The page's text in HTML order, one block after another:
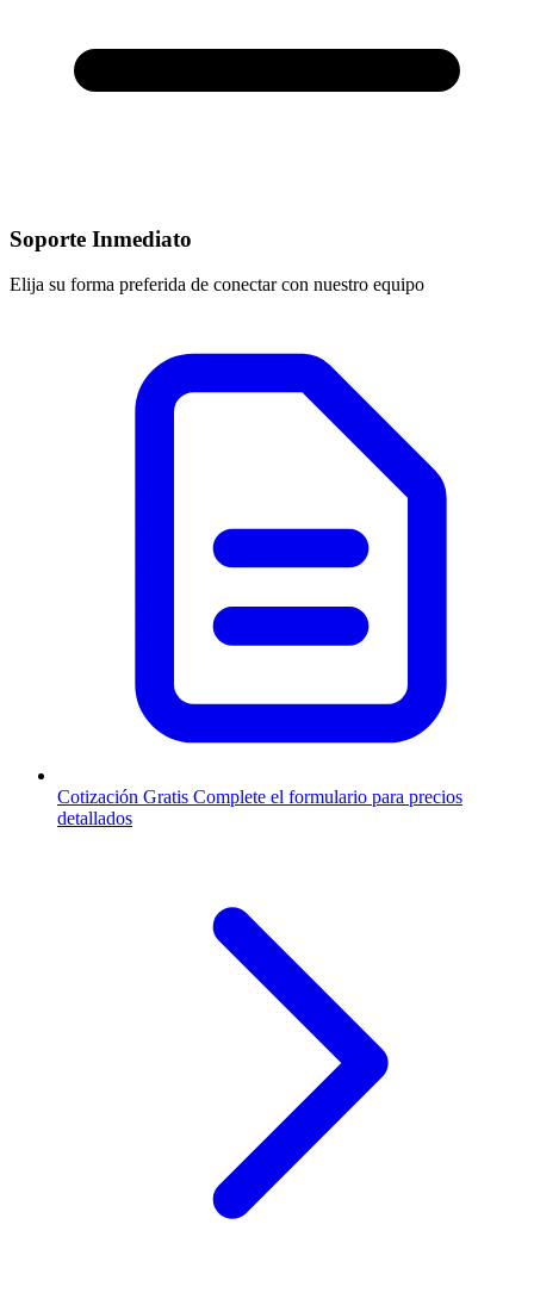
Soporte Inmediato
Elija su forma preferida de conectar con nuestro equipo
Cotización Gratis Complete el formulario para precios
detallados